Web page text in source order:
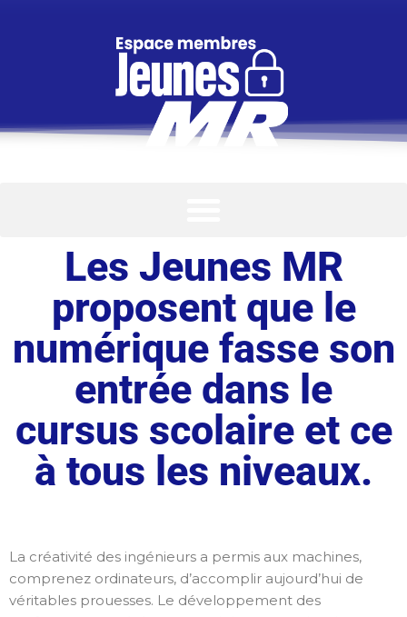
Les Jeunes MR
proposent que le
numérique fasse son
entrée dans le
cursus scolaire et ce
à tous les niveaux.
La créativité des ingénieurs a permis aux machines,
comprenez ordinateurs, d’accomplir aujourd’hui de
véritables prouesses. Le développement des